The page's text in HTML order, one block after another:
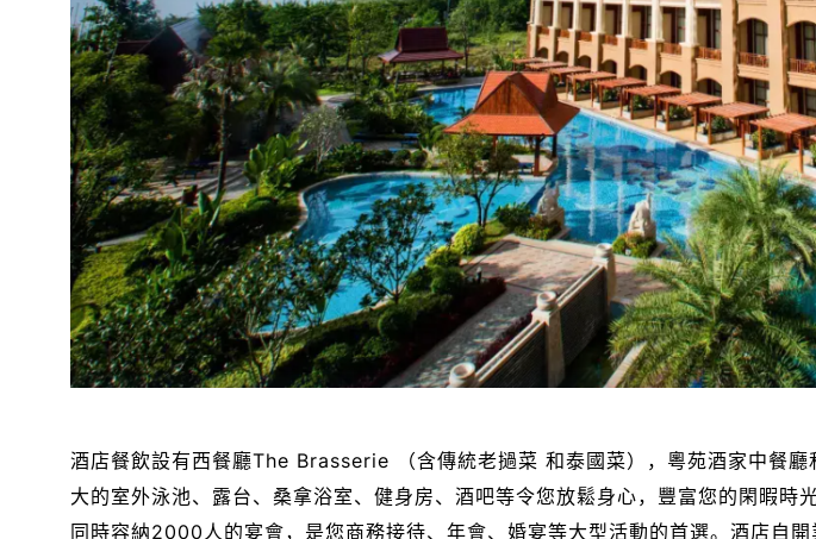
酒店餐飲設有西餐廳The Brasserie （含傳統老撾菜 和泰國菜），粵苑酒家中餐
大的室外泳池、露台、桑拿浴室、健身房、酒吧等令您放鬆身心，豐富您的閑暇
同時容納2000人的宴會，是您商務接待、年會、婚宴等大型活動的首選。酒店自